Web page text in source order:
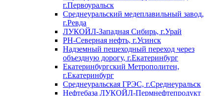
г.Первоуральск
Среднеуральский медеплавильный завод,
г.Ревда
ЛУКОЙЛ-Западная Сибирь, г.Урай
РН-Северная нефть, г.Усинск
Надземный пешеходный переход через
объездную дорогу, г.Екатеринбург
Екатеринбургский Метрополитен,
г.Екатеринбург
Среднеуральская ГРЭС, г.Среднеуральск
Нефтебаза ЛУКОЙЛ-Пермнефтепродукт